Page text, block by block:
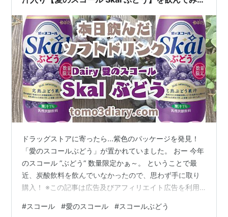
ドラッグストアに寄ったら...紫色のパッケージを発見！
「愛のスコールぶどう」が置かれていました。 おー 今年
のスコール ”ぶどう” 数量限定かぁ～。 ということで最
近、炭酸飲料を飲んでいなかったので、思わず手に取り
購入！ ※この記事は広告及びアフィリエイト広告を利用
【愛のスコール Skalぶどう】を飲んでみた！ はじめ
#スコール #愛のスコール #スコールぶどう